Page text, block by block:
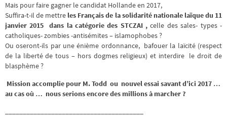
Mais pour faire gagner le candidat Hollande en 2017,
Suffira-t-il de mettre les Français de la solidarité nationale laïque du 11
janvier 2015
dans la catégorie des STCZAI ,celle des sales- types -
catholiques- zombies -antisémites – islamophobes ?
Ou oseront-ils par une énième ordonnance, bafouer la laïcité (respect
de la liberté de tous – hors dogmes religieux) et interdire le droit de
blasphème ?
Mission accomplie pour M. Todd ou nouvel essai savant d’ici 2017 …
au cas où … nous serions encore des millions à marcher ?